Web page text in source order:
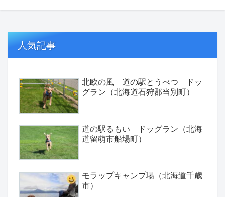
人気記事
北欧の風 道の駅とうべつ ドッ
グラン（北海道石狩郡当別町）
道の駅るもい ドッグラン（北海
道留萌市船場町）
モラップキャンプ場（北海道千歳
市）